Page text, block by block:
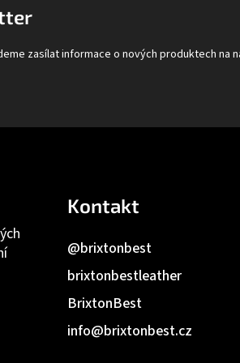
Kontakt
info@brixtonbest.cz
BrixtonBest
brixtonbestleather
@brixtonbest
zasílat informace o nových produktech na